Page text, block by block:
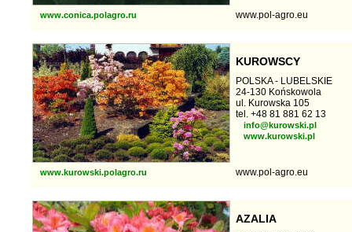
www.conica.polagro.ru www.pol-agro.eu
KUROWSCY
POLSKA - LUBELSKIE
24-130 Końskowola
ul. Kurowska 105
tel. +48 81 881 62 13
info@kurowski.pl
www.kurowski.pl
www.kurowski.polagro.ru www.pol-agro.eu
AZALIA